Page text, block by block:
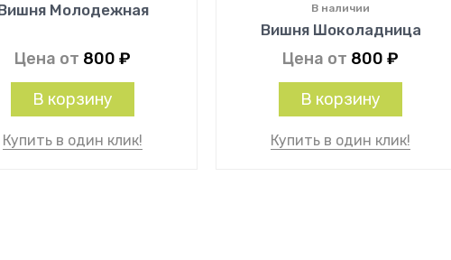
Молодежная
Цена от 800₽
В корзину
Купить в один клик!
Вишня Шоколадница
В наличии
Цена от 800₽
В корзину
Купить в один клик!